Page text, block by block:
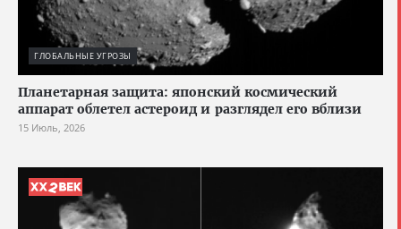
ГЛОБАЛЬНЫЕ УГРОЗЫ
Планетарная защита: японский космический
аппарат облетел астероид и разглядел его вблизи
15 Июль, 2026